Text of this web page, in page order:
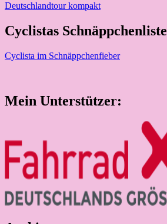
Deutschlandtour kompakt
Cyclistas Schnäppchenliste
Cyclista im Schnäppchenfieber
Mein Unterstützer: